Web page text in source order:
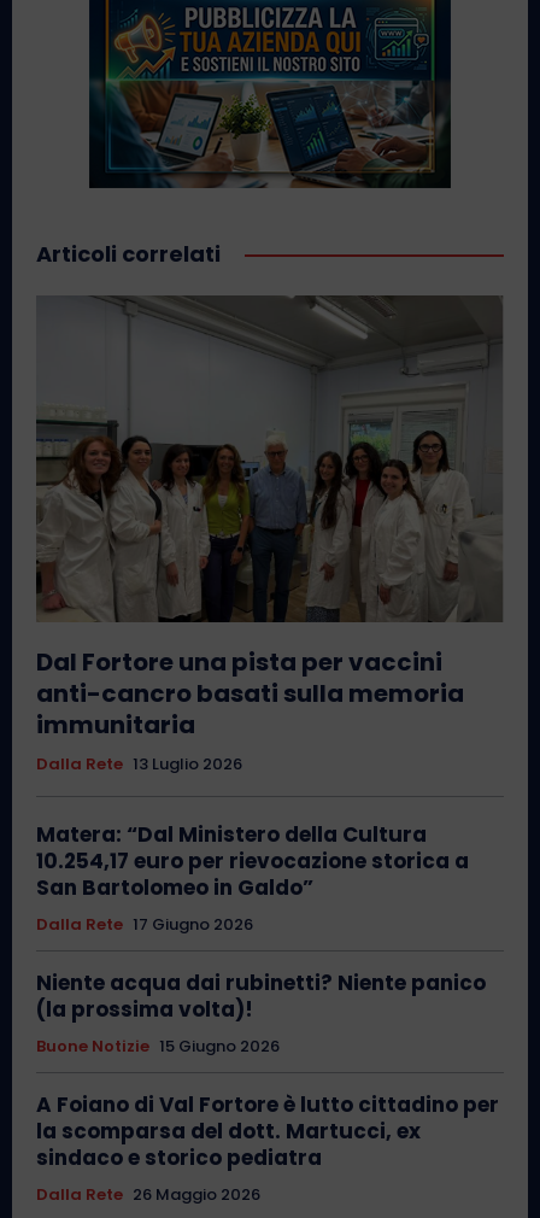
Articoli correlati
Dal Fortore una pista per vaccini
anti-cancro basati sulla memoria
immunitaria
Dalla Rete 13 Luglio 2026
Matera: “Dal Ministero della Cultura
10.254,17 euro per rievocazione storica a
San Bartolomeo in Galdo”
Dalla Rete 17 Giugno 2026
Niente acqua dai rubinetti? Niente panico
(la prossima volta)!
Buone Notizie 15 Giugno 2026
A Foiano di Val Fortore è lutto cittadino per
la scomparsa del dott. Martucci, ex
sindaco e storico pediatra
Dalla Rete 26 Maggio 2026